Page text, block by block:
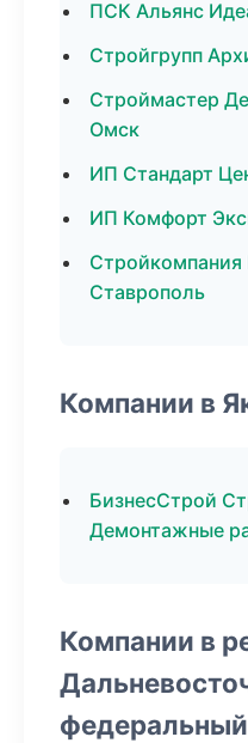
ПСК Альянс
Стройгрупп
Строймастер
Омск
ИП Стандарт
ИП Комфорт
Ставрополь
Компании в
БизнесСтрой
Демонтажные
Компании в
федеральный